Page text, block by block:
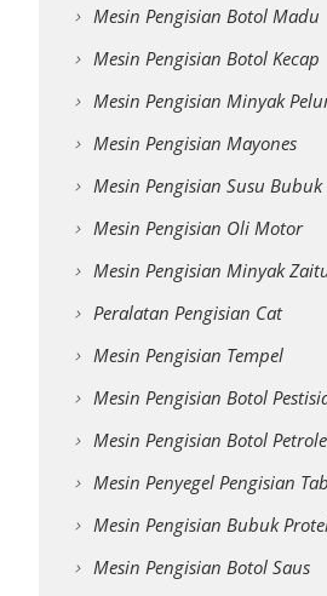
Mesin Pengisian Botol Madu
Mesin Pengisian Botol Kecap
Mesin Pengisian Minyak
Mesin Pengisian Mayones
Mesin Pengisian Susu Bubuk
Mesin Pengisian Oli Motor
Mesin Pengisian Minyak
Peralatan Pengisian Cat
Mesin Pengisian Tempel
Mesin Pengisian Botol
Mesin Pengisian Botol
Mesin Penyegel Pengisian
Mesin Pengisian Bubuk
Mesin Pengisian Botol Saus